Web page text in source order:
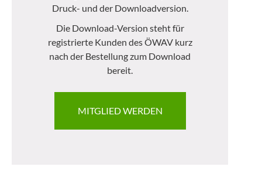
Druck- und der Downloadversion.
Die Download-Version steht für
registrierte Kunden des ÖWAV kurz
nach der Bestellung zum Download
bereit.
MITGLIED WERDEN